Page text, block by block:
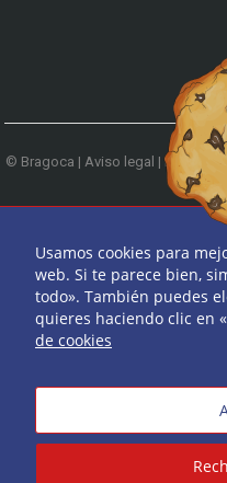
© Bragoca | Aviso legal | Política
|
Usamos cookies para
web. Si te parece bien,
todo». También puedes
quieres haciendo clic en
de cookies